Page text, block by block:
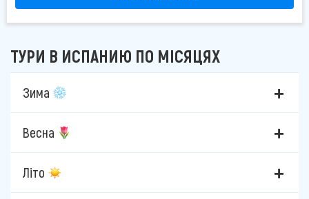
ТУРИ В ИСПАНИЮ ПО МІСЯЦЯХ
Зима
Весна
Літо